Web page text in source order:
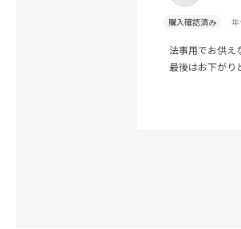
購入確認済み 年
法事用でお供え
最後はお下がり